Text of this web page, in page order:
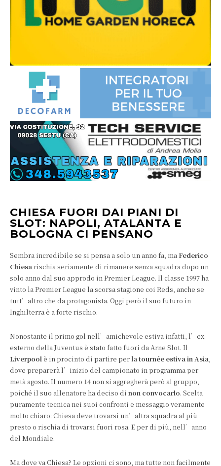
CHIESA FUORI DAI PIANI DI
SLOT: NAPOLI, ATALANTA E
BOLOGNA CI PENSANO
Sembra incredibile se si pensa a solo un anno fa, ma Federico
Chiesarischia seriamente di rimanere senza squadra dopo un
solo anno dal suo approdo in Premier League. Il classe 1997 ha
vinto la Premier League la scorsa stagione coi Reds, anche se
tutt’altro che da protagonista. Oggi però il suo futuro in
Inghilterra è a forte rischio.
Nonostante il primo gol nell’amichevole estiva infatti, l’ex
esterno della Juventus è stato fatto fuori da Arne Slot. Il
Liverpoolè in procinto di partire per latournée estiva in Asia,
dove preparerà l’inizio del campionato in programma per
metà agosto. Il numero 14 non si aggregherà però al gruppo,
poiché il suo allenatore ha deciso di non convocarlo. Scelta
puramente tecnica nei suoi confronti e messaggio veramente
molto chiaro: Chiesa deve trovarsi un’altra squadra al più
presto o rischia di trovarsi fuori rosa. E per di più, nell’anno
del Mondiale.
Ma dove va Chiesa? Le opzioni ci sono, ma tutte non facilmente